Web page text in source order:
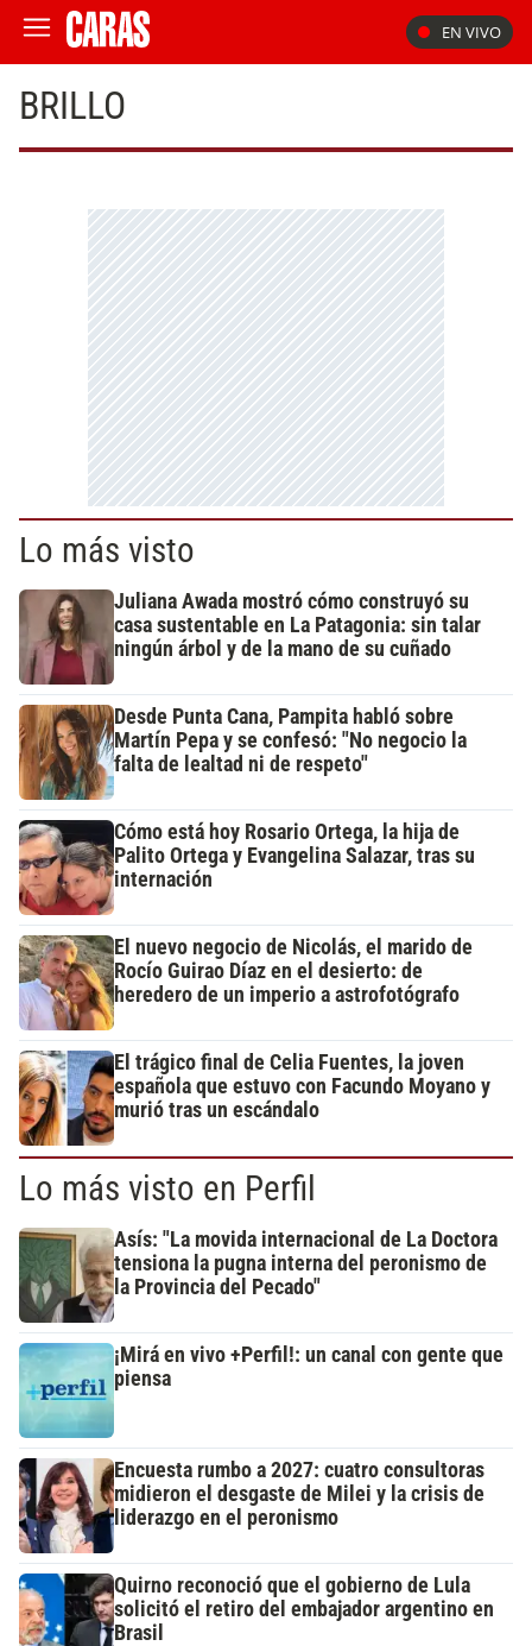
EN VIVO
BRILLO
Lo más visto
Juliana Awada mostró cómo construyó su
casa sustentable en La Patagonia: sin talar
ningún árbol y de la mano de su cuñado
Desde Punta Cana, Pampita habló sobre
Martín Pepa y se confesó: "No negocio la
falta de lealtad ni de respeto"
Cómo está hoy Rosario Ortega, la hija de
Palito Ortega y Evangelina Salazar, tras su
internación
El nuevo negocio de Nicolás, el marido de
Rocío Guirao Díaz en el desierto: de
heredero de un imperio a astrofotógrafo
El trágico final de Celia Fuentes, la joven
española que estuvo con Facundo Moyano y
murió tras un escándalo
Lo más visto en Perfil
Asís: "La movida internacional de La Doctora
tensiona la pugna interna del peronismo de
la Provincia del Pecado"
¡Mirá en vivo +Perfil!: un canal con gente que
piensa
Encuesta rumbo a 2027: cuatro consultoras
midieron el desgaste de Milei y la crisis de
liderazgo en el peronismo
Quirno reconoció que el gobierno de Lula
solicitó el retiro del embajador argentino en
Brasil